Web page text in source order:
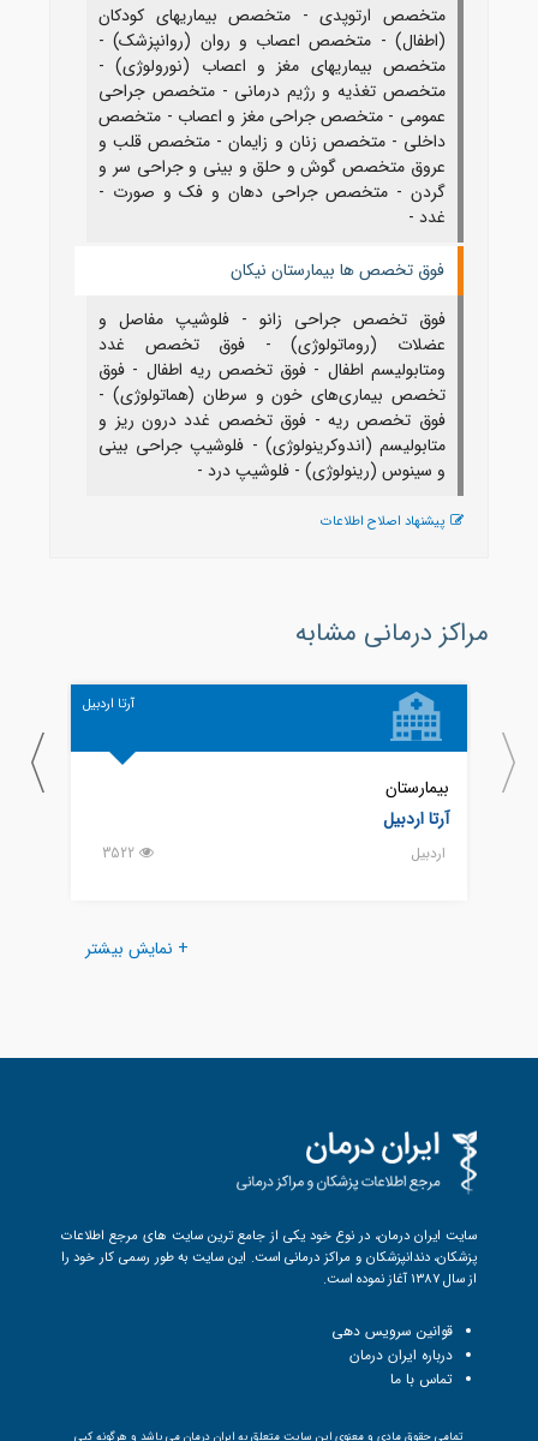
متخصص ارتوپدی - متخصص بیماریهای کودکان
(اطفال) - متخصص اعصاب و روان (روانپزشک) -
متخصص بیماریهای مغز و اعصاب (نورولوژی) -
متخصص تغذیه و رژیم درمانی - متخصص جراحی
عمومی - متخصص جراحی مغز و اعصاب - متخصص
داخلی - متخصص زنان و زایمان - متخصص قلب و
عروق متخصص گوش و حلق و بینی و جراحی سر و
گردن - متخصص جراحی دهان و فک و صورت -
غدد -
فوق تخصص ها بیمارستان نیکان
فوق تخصص جراحی زانو - فلوشیپ مفاصل و
عضلات (روماتولوژی) - فوق تخصص غدد
ومتابولیسم اطفال - فوق تخصص ریه اطفال - فوق
تخصص بیماری‌های خون و سرطان (هماتولوژی) -
فوق تخصص ریه - فوق تخصص غدد درون ریز و
متابولیسم (اندوکرینولوژی) - فلوشیپ جراحی بینی
و سینوس (رینولوژی) - فلوشیپ درد -
پیشنهاد اصلاح اطلاعات
مراکز درمانی مشابه
آرتا اردبیل
بیمارستان
آرتا اردبیل
اردبيل 3522
+ نمایش بیشتر
سایت ایران درمان، در نوع خود یکی از جامع ترین سایت های مرجع اطلاعات
پزشکان، دندانپزشکان و مراکز درمانی است. این سایت به طور رسمی کار خود را
از سال 1387 آغاز نموده است.
قوانین سرویس دهی
درباره ایران درمان
تماس با ما
تمامی حقوق مادی و معنوی این سایت متعلق به ایران درمان می باشد و هرگونه کپی